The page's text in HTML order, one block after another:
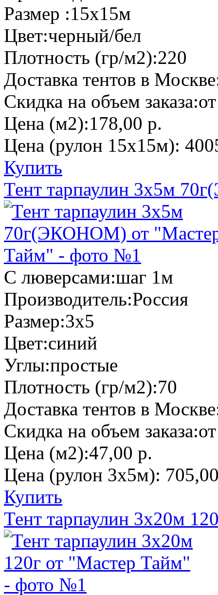
Размер :15х15м
Цвет:черный/бел
Плотность (гр/м2):220
Доставка тентов в
Скидка на объем заказа:
Цена (м2):178,00 р.
Цена (рулон 15х15м):
Купить
Тент тарпаулин 3х5м
С люверсами:шаг 1м
Производитель:Россия
Размер:3х5
Цвет:синий
Углы:простые
Плотность (гр/м2):70
Доставка тентов в
Скидка на объем заказа:
Цена (м2):47,00 р.
Цена (рулон 3х5м):
Купить
Тент тарпаулин 3х20м